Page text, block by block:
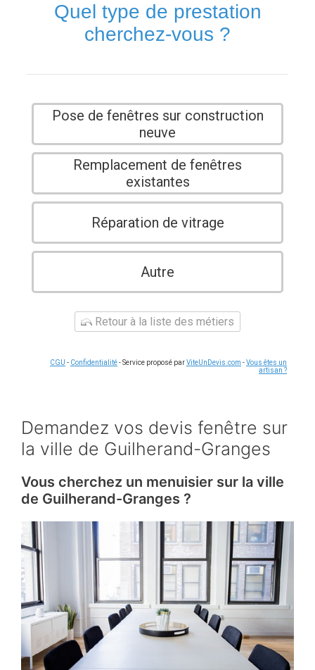
Quel type de prestation
cherchez-vous ?
Pose de fenêtres sur construction
neuve
Remplacement de fenêtres
existantes
Réparation de vitrage
Autre
Retour à la liste des métiers
CGU - Confidentialité- Service proposé parViteUnDevis.com -Vous êtes un
artisan ?
Demandez vos devis fenêtre sur
la ville de Guilherand-Granges
Vous cherchez un menuisier sur la ville
de Guilherand-Granges ?